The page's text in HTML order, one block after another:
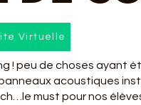
Virtuelle
! peu de choses ayant
acoustiques
must pour nos